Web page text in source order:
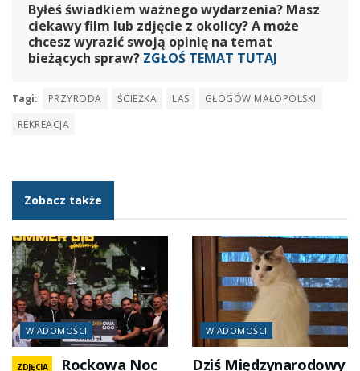
Byłeś świadkiem ważnego wydarzenia? Masz
ciekawy film lub zdjęcie z okolicy? A może
chcesz wyrazić swoją opinię na temat
bieżących spraw? ZGŁOŚ TEMAT TUTAJ
Tagi: PRZYRODA ŚCIEŻKA LAS
GŁOGÓW MAŁOPOLSKI
REKREACJA
Zobacz także
WIADOMOŚCI
ZDJĘCIA
Rockowa Noc
WIADOMOŚCI
Dziś Międzynarodowy